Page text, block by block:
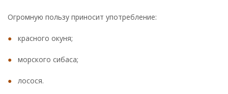
Огромную пользу приносит употребление:
красного окуня;
морского сибаса;
лосося.